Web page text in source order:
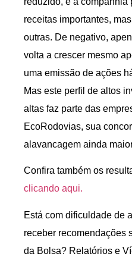
receitas importantes,
outras. De negativo,
volta a crescer mesmo
uma emissão de ações
Mas este perfil de altos
altas faz parte das
EcoRodovias, sua
alavancagem ainda
Confira também os
clicando aqui.
Está com dificuldade de
receber recomendações
da Bolsa? Relatórios e